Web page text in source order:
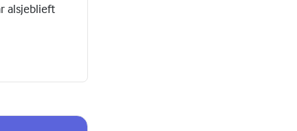
alsjeblieft